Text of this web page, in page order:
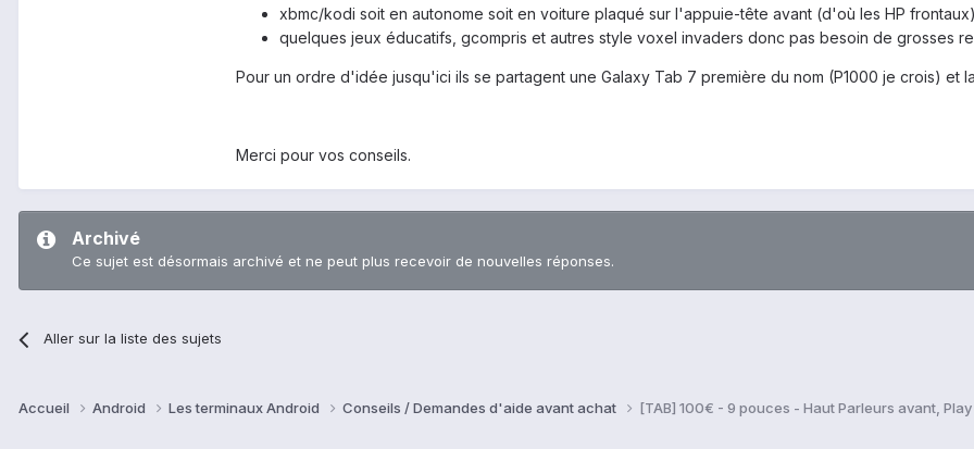
xbmc/kodi soit en autonome soit en voiture plaqué sur l'appuie-tête avant (d'où les HP
quelques jeux éducatifs, gcompris et autres style voxel invaders donc pas besoin de grosses
Pour un ordre d'idée jusqu'ici ils se partagent une Galaxy Tab 7 première du nom (P1000 je crois) et
Merci pour vos conseils.
Archivé
Ce sujet est désormais archivé et ne peut plus recevoir de nouvelles réponses.
Aller sur la liste des sujets
Accueil Android Les terminaux Android Conseils / Demandes d'aide avant achat [TAB] 100€ - 9 pouces - Haut Parleurs avant, Play